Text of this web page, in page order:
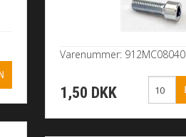
Varenummer: 912MC08040
1,50 DKK